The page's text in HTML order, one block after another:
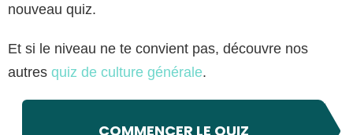
nouveau quiz.
Et si le niveau ne te convient pas, découvre nos
autres quiz de culture générale.
COMMENCER LE QUIZ